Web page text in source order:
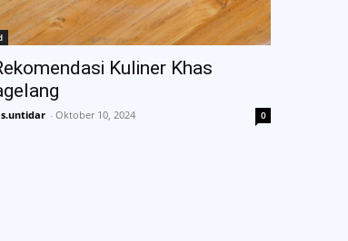
Kuliner Khas
- Oktober 10, 2024 0